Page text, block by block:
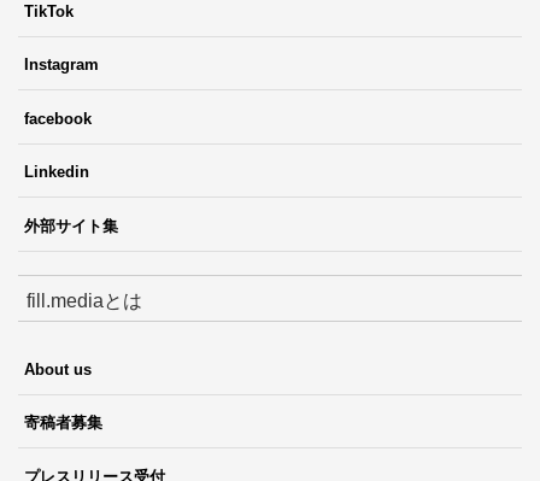
TikTok
Instagram
facebook
Linkedin
外部サイト集
fill.mediaとは
About us
寄稿者募集
プレスリリース受付